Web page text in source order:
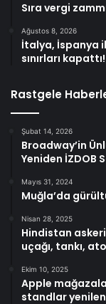
Sıra vergi
Ağustos 8, 2026
İtalya, İspanya
sınırları kapattı!
Rastgele
Şubat 14, 2026
Broadway’in
Yeniden İZDOB
Mayıs 31, 2024
Muğla’da
Nisan 28, 2025
Hindistan
uçağı, tankı,
Ekim 10, 2025
Apple
standlar